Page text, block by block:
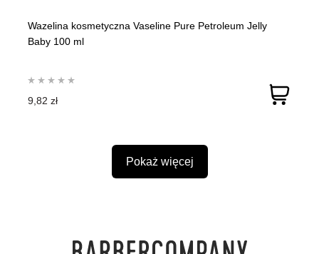
Wazelina kosmetyczna Vaseline Pure Petroleum Jelly
Baby 100 ml
9,82 zł
Pokaż więcej